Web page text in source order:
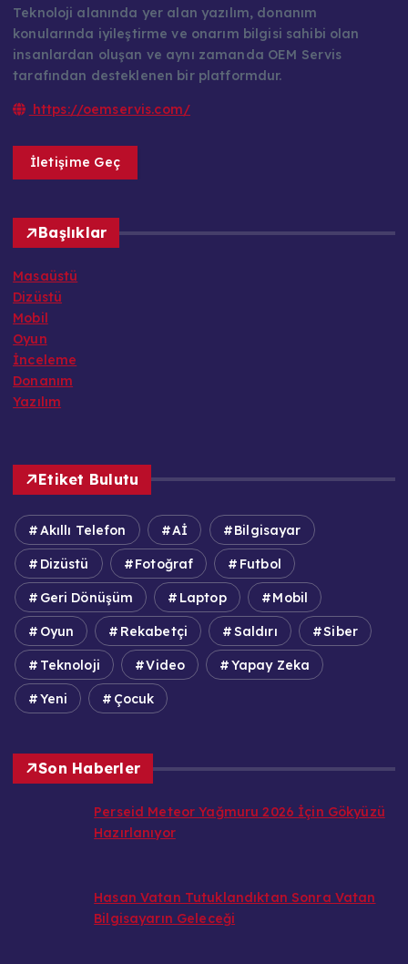
Teknoloji alanında yer alan yazılım, donanım
konularında iyileştirme ve onarım bilgisi sahibi olan
insanlardan oluşan ve aynı zamanda OEM Servis
tarafından desteklenen bir platformdur.
https://oemservis.com/
İletişime Geç
Başlıklar
Masaüstü
Dizüstü
Mobil
Oyun
İnceleme
Donanım
Yazılım
Etiket Bulutu
Akıllı Telefon Aİ Bilgisayar
Dizüstü Fotoğraf Futbol
Geri Dönüşüm Laptop Mobil
Oyun Rekabetçi Saldırı Siber
Teknoloji Video Yapay Zeka
Yeni Çocuk
Son Haberler
Perseid Meteor Yağmuru 2026 İçin Gökyüzü
Hazırlanıyor
Hasan Vatan Tutuklandıktan Sonra Vatan
Bilgisayarın Geleceği